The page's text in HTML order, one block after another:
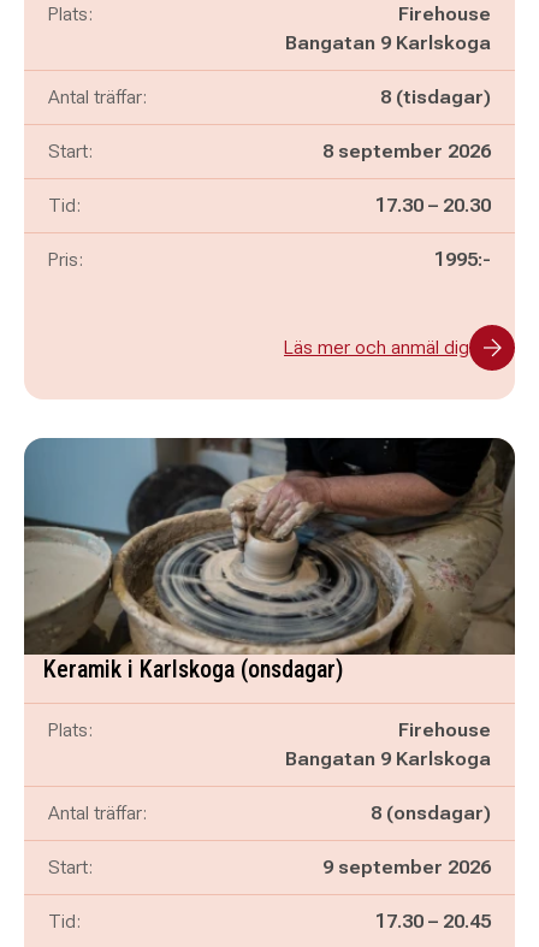
Plats:
Firehouse
Bangatan 9 Karlskoga
Antal träffar: 8 (tisdagar)
Start: 8 september 2026
Tid: Pågår mellan
17.30 – och
20.30
Pris: 1995:-
Läs mer och anmäl dig
Keramik i Karlskoga (onsdagar)
Plats:
Firehouse
Bangatan 9 Karlskoga
Antal träffar: 8 (onsdagar)
Start: 9 september 2026
Tid: Pågår mellan
17.30 – och
20.45